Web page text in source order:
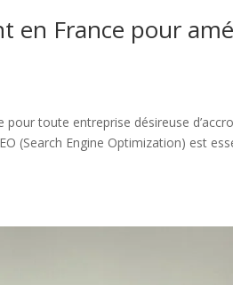
en France pour
toute entreprise désireuse
(Search Engine Optimization) est